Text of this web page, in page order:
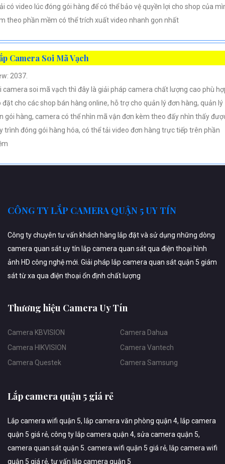
có video lúc đóng gói hàng để có thể bảo vệ quyền lợi cho shop của
theo phần mềm có thể trích xuất video nhanh gọn nhất
Camera Soi Mã Vạch
2037.
camera soi mã vạch thì đây là giải pháp camera chất lượng cao phù
đặt cho các shop bán hàng online, hỗ trợ cho quản lý đơn hàng, quản lý
gói hàng, camera có thể nhìn mã vận đơn kèm theo đấy nhìn thấy
trình đóng gói hàng hóa, có thể tải video đơn hàng trực tiếp trên phần
CÔNG TY LẮP CAMERA QUẬN 5 UY TÍN
Công ty chuyên tư vấn khách hàng lắp đặt và sử dụng những dòng
camera quan sát uy tín lắp camera quan sát qua điện thoại hình
ảnh HD công nghệ mới. Giải pháp lắp camera quan sát quận 5 giám
sát từ xa qua điện thoại ổn định chất lượng
Thương hiệu Camera Uy Tín
Camera KBVISION
Camera HIKVISION
Camera Questek
Camera Dahua
Camera Vantech
Camera Samsung
Lắp camera quận 5 giá rẻ
Lắp camera wifi quận 5, lắp camera văn phòng quận 4, lắp camera
quận 5 giá rẻ, công ty lắp camera quận 4, sửa camera quận 5,
camera quan sát quận 5. camera wifi quận 5 giá rẻ, lắp camera wifi
quận 5 giá rẻ, tư vấn lắp camera quận 5